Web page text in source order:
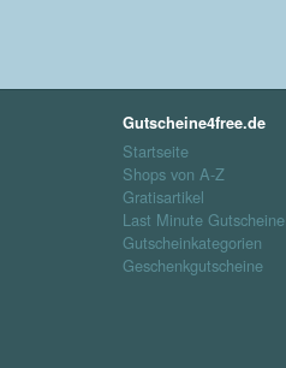
Gutscheine4free.de
Startseite
Shops von A-Z
Gratisartikel
Last Minute Gutscheine
Gutscheinkategorien
Geschenkgutscheine